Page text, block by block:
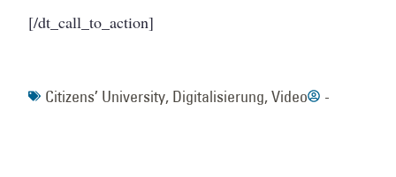
[/dt_call_to_action]
Citizens’ University, Digitalisierung,Video -